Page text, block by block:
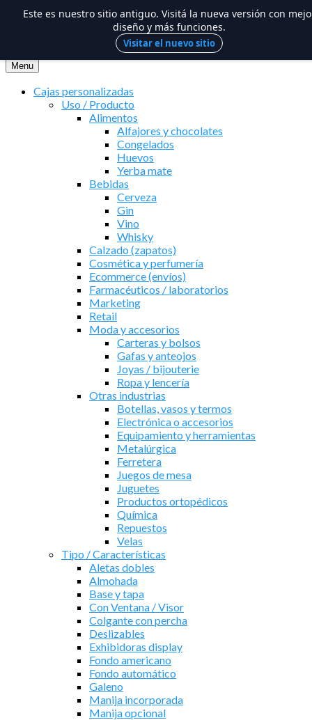
al
contenido
Menu
Cajas personalizadas
Uso / Producto
Alimentos
Alfajores y chocolates
Congelados
Huevos
Yerba mate
Bebidas
Cerveza
Gin
Vino
Whisky
Calzado (zapatos)
Cosmética y perfumería
Ecommerce (envíos)
Farmacéuticos / laboratorios
Marketing
Retail
Moda y accesorios
Carteras y bolsos
Gafas y anteojos
Joyas / bijouterie
Ropa y lencería
Otras industrias
Botellas, vasos y termos
Electrónica o accesorios
Equipamiento y herramientas
Metalúrgica
Ferretera
Juegos de mesa
Juguetes
Productos ortopédicos
Química
Repuestos
Velas
Tipo / Características
Aletas dobles
Almohada
Base y tapa
Con Ventana / Visor
Colgante con percha
Deslizables
Exhibidoras display
Fondo americano
Fondo automático
Galeno
Manija incorporada
Manija opcional
Este es nuestro sitio antiguo. Visitá la nueva versión con
diseño y más funciones.
Visitar el nuevo sitio